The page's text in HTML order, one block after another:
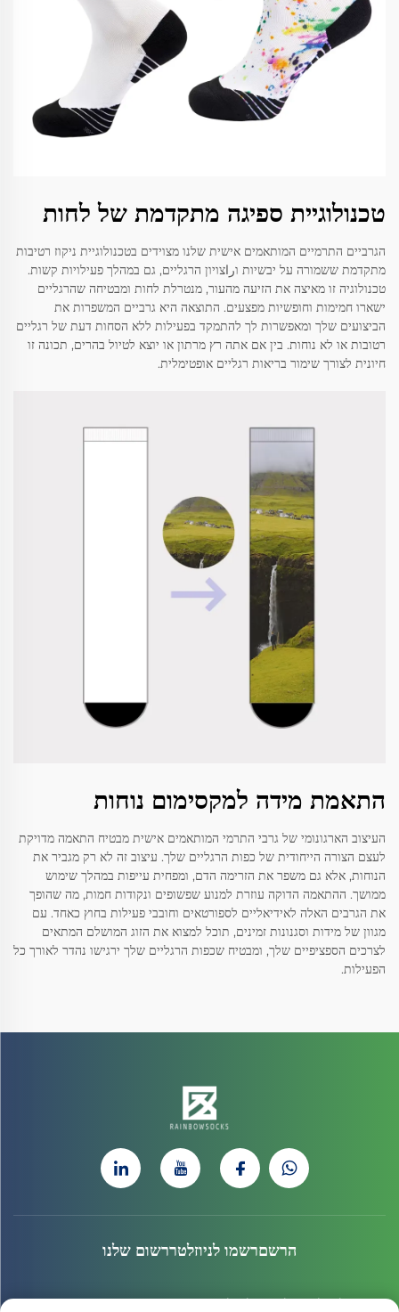
טכנולוגיית ספיגה מתקדמת של לחות
הגרביים התרמיים המותאמים אישית שלנו מצוידים בטכנולוגיית ניקוז רטיבות
מתקדמת ששמורה על יבשיות וراצויון הרגליים, גם במהלך פעילויות קשות.
טכנולוגיה זו מאיצה את הזיעה מהעור, מנטרלת לחות ומבטיחה שהרגליים
ישארו חמימות וחופשיות מפצעים. התוצאה היא גרביים המשפרות את
הביצועים שלך ומאפשרות לך להתמקד בפעילות ללא הסחות דעת של רגליים
רטובות או לא נוחות. בין אם אתה רץ מרתון או יוצא לטיול בהרים, תכונה זו
חיונית לצורך שימור בריאות רגליים אופטימלית.
התאמת מידה למקסימום נוחות
העיצוב הארגונומי של גרבי התרמי המותאמים אישית מבטיח התאמה מדויקת
לעצם הצורה הייחודית של כפות הרגליים שלך. עיצוב זה לא רק מגביר את
הנוחות, אלא גם משפר את הזרימה הדם, ומפחית עייפות במהלך שימוש
ממושך. ההתאמה הדוקה עוזרת למנוע שפשופים ונקודות חמות, מה שהופך
את הגרבים האלה לאידיאליים לספורטאים וחובבי פעילות בחוץ כאחד. עם
מגוון של מידות וסגנונות זמינים, תוכל למצוא את הזוג המושלם המתאים
לצרכים הספציפיים שלך, ומבטיח שכפות הרגליים שלך ירגישו נהדר לאורך כל
הפעילות.
הרשםרשמו לניוזלטררשום שלנו
הצטרף לניוזלטר שלנו כדי לקבל את החדשות האחרונות, העדכונים